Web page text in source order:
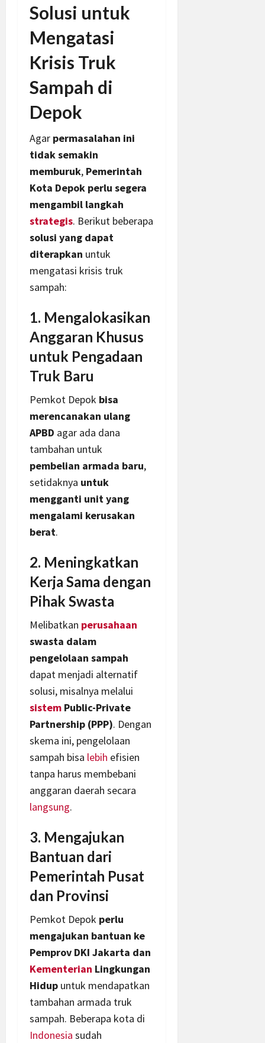
Solusi untuk
Mengatasi
Krisis Truk
Sampah di
Depok
Agar permasalahan ini
tidak semakin
memburuk, Pemerintah
Kota Depok perlu segera
mengambil langkah
strategis. Berikut beberapa
solusi yang dapat
diterapkan untuk
mengatasi krisis truk
sampah:
1. Mengalokasikan
Anggaran Khusus
untuk Pengadaan
Truk Baru
Pemkot Depok bisa
merencanakan ulang
APBD agar ada dana
tambahan untuk
pembelian armada baru,
setidaknya untuk
mengganti unit yang
mengalami kerusakan
berat.
2. Meningkatkan
Kerja Sama dengan
Pihak Swasta
Melibatkan perusahaan
swasta dalam
pengelolaan sampah
dapat menjadi alternatif
solusi, misalnya melalui
sistem Public-Private
Partnership (PPP). Dengan
skema ini, pengelolaan
sampah bisa lebih efisien
tanpa harus membebani
anggaran daerah secara
langsung.
3. Mengajukan
Bantuan dari
Pemerintah Pusat
dan Provinsi
Pemkot Depok perlu
mengajukan bantuan ke
Pemprov DKI Jakarta dan
Kementerian Lingkungan
Hidup untuk mendapatkan
tambahan armada truk
sampah. Beberapa kota di
Indonesia sudah